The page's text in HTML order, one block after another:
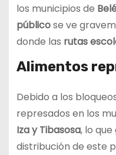
los municipios de
públicose ve
donde las rutas
Alimentos
Debido a los
represados en los
Iza y Tibasosa, lo
distribución de este